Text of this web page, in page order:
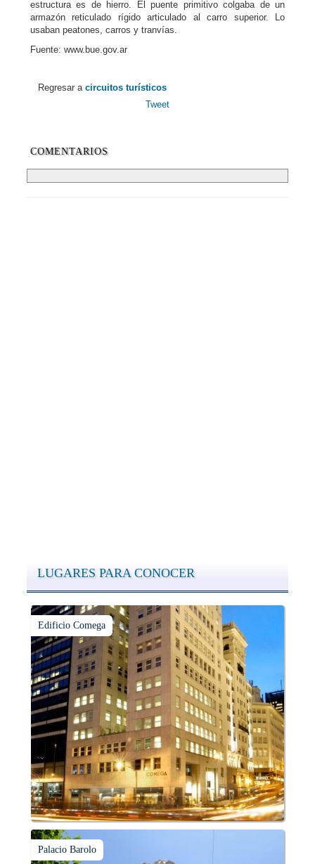
estructura es de hierro. El puente primitivo colgaba de un
armazón reticulado rígido articulado al carro superior. Lo
usaban peatones, carros y tranvías.
Fuente: www.bue.gov.ar
Regresar a circuitos turísticos
Tweet
COMENTARIOS
LUGARES PARA CONOCER
Edificio Comega
Palacio Barolo